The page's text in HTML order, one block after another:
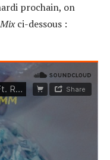
prochain, on
ci-dessous :